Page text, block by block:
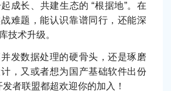
成长、共建生态的 “根据地”。在
难题，能认识靠谱同行，还能深
技术升级。
发数据处理的硬骨头，还是琢磨
，又或者想为国产基础软件出份
者联盟都超欢迎你的加入！